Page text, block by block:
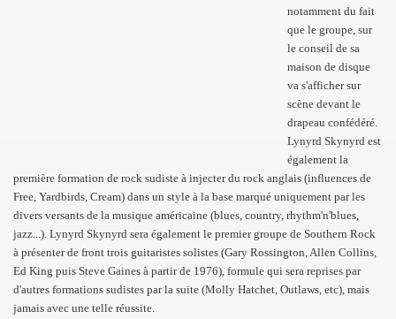
notamment du fait
que le groupe, sur
le conseil de sa
maison de disque
va s'afficher sur
scène devant le
drapeau confédéré.
Lynyrd Skynyrd est
également la
première formation de rock sudiste à injecter du rock anglais (influences de
Free, Yardbirds, Cream) dans un style à la base marqué uniquement par les
divers versants de la musique américaine (blues, country, rhythm'n'blues,
jazz...). Lynyrd Skynyrd sera également le premier groupe de Southern Rock
à présenter de front trois guitaristes solistes (Gary Rossington, Allen Collins,
Ed King puis Steve Gaines à partir de 1976), formule qui sera reprises par
d'autres formations sudistes par la suite (Molly Hatchet, Outlaws, etc), mais
jamais avec une telle réussite.